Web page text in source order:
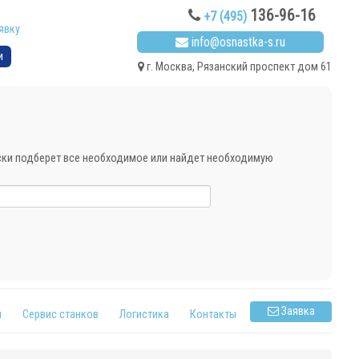
+7 (495) 136-96-16
info@osnastka-s.ru
г. Москва, Рязанский проспект дом 61
подберет все необходимое или найдет необходимую
Сервис станков Логистика Контакты Заявка